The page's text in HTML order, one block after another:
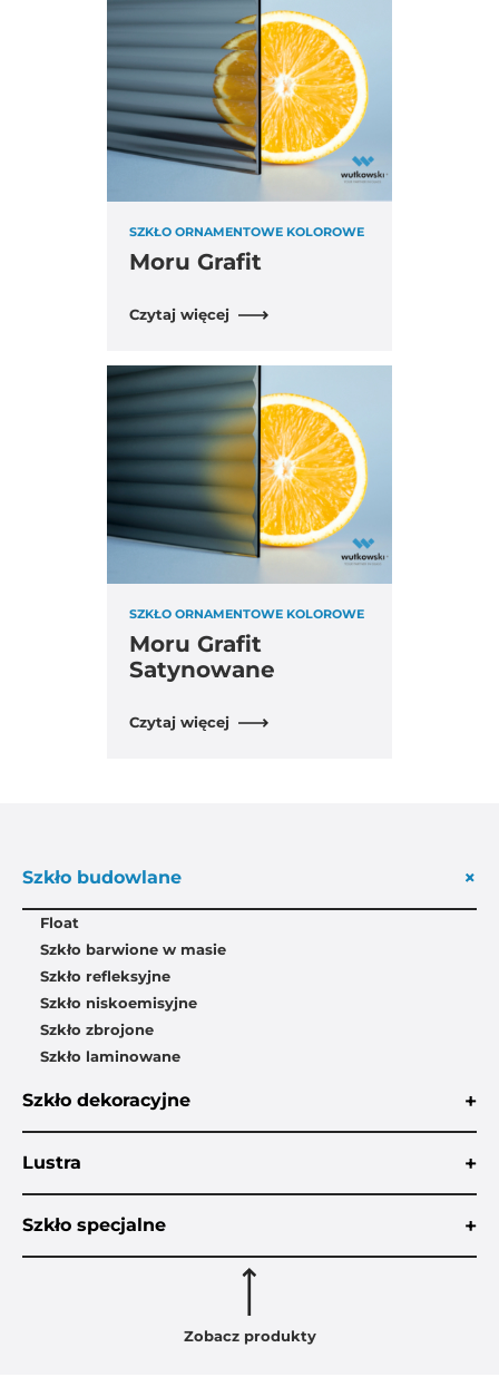
SZKŁO ORNAMENTOWE KOLOROWE
Moru Grafit
Czytaj więcej
SZKŁO ORNAMENTOWE KOLOROWE
Moru Grafit
Satynowane
Czytaj więcej
Szkło budowlane +
Float
Szkło barwione w masie
Szkło refleksyjne
Szkło niskoemisyjne
Szkło zbrojone
Szkło laminowane
Szkło dekoracyjne +
Lustra +
Szkło specjalne +
Zobacz produkty